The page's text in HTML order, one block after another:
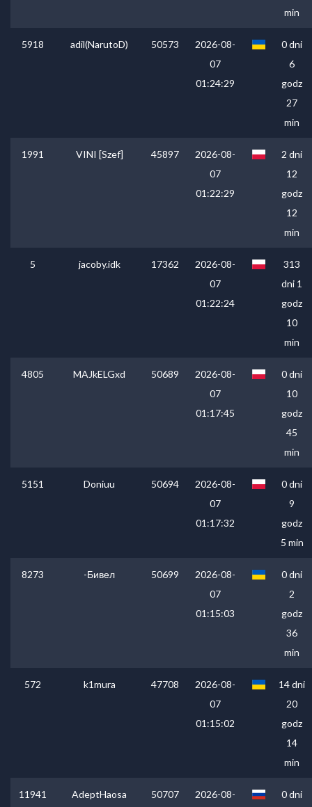
min
5918 adil(NarutoD) 50573
2026-08-
07
01:24:29
0 dni
6
godz
27
min
1991 VINI [Szef] 45897
2026-08-
07
01:22:29
2 dni
12
godz
12
min
5 jacoby.idk 17362
2026-08-
07
01:22:24
313
dni 1
godz
10
min
4805 MAJkELGxd 50689
2026-08-
07
01:17:45
0 dni
10
godz
45
min
5151 Doniuu 50694
2026-08-
07
01:17:32
0 dni
9
godz
5 min
8273 -Бивел 50699
2026-08-
07
01:15:03
0 dni
2
godz
36
min
572 k1mura 47708
2026-08-
07
01:15:02
14 dni
20
godz
14
min
11941
AdeptHaosa
50707
2026-08-
0 dni